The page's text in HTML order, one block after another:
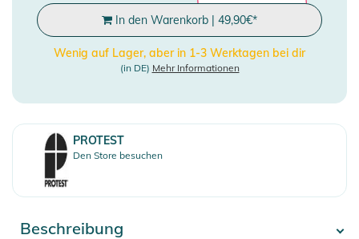
In den Warenkorb | 49,90€*
Wenig auf Lager, aber in 1-3 Werktagen bei dir
(in DE) Mehr Informationen
PROTEST
Den Store besuchen
Beschreibung